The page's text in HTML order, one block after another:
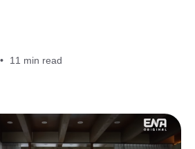
11 min read